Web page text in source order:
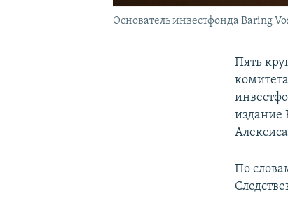
Основатель инвестфонда Baring
Пять
издание
По